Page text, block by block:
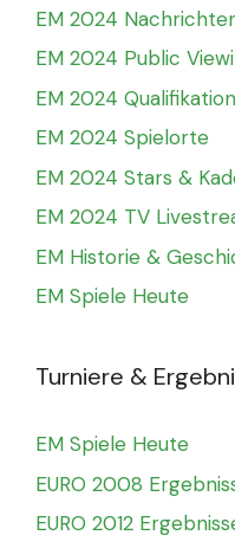
EM 2024
EM 2024 Public
EM 2024
EM 2024 Spielorte
EM 2024 Stars &
EM 2024 TV
EM Historie &
EM Spiele Heute
Turniere &
EM Spiele Heute
EURO 2008
EURO 2012